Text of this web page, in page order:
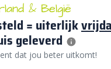
& België
= uiterlijk
geleverd
dat jou beter uitkomt!